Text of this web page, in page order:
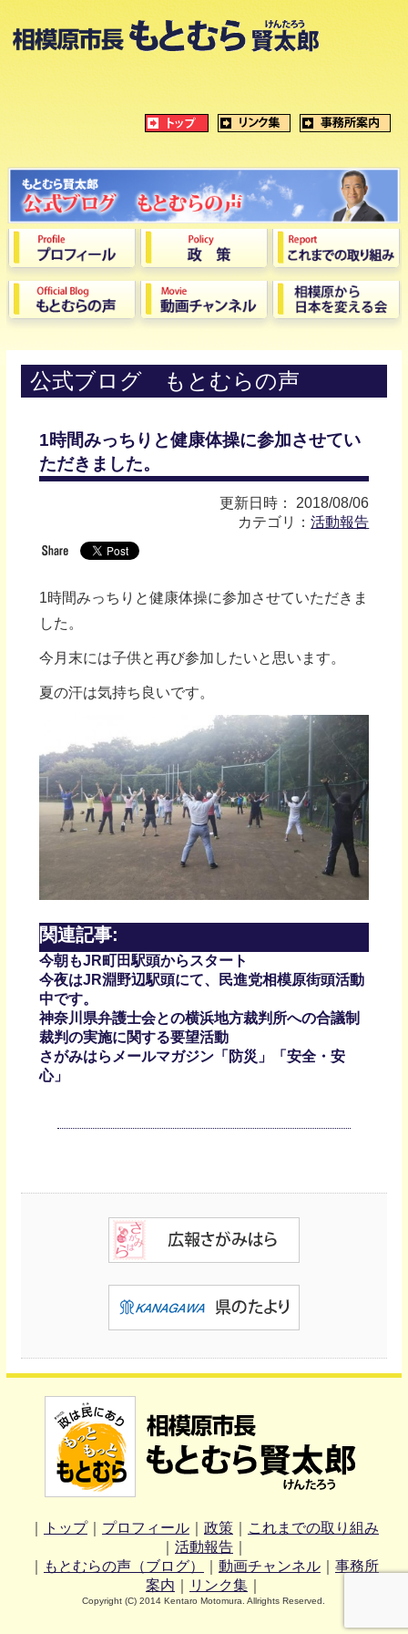
公式ブログ もとむらの声
1時間みっちりと健康体操に参加させてい
ただきました。
更新日時： 2018/08/06
カテゴリ：活動報告
1時間みっちりと健康体操に参加させていただきま
した。
今月末には子供と再び参加したいと思います。
夏の汗は気持ち良いです。
関連記事:
今朝もJR町田駅頭からスタート
今夜はJR淵野辺駅頭にて、民進党相模原街頭活動
中です。
神奈川県弁護士会との横浜地方裁判所への合議制
裁判の実施に関する要望活動
さがみはらメールマガジン「防災」「安全・安
心」
トップ｜ プロフィール｜ 政策｜
これまでの取り組み
活動報告｜
もとむらの声（ブログ） 動画チャンネル｜ 事務所
案内
リンク集｜
Copyright (C) 2014 Kentaro Motomura. Allrights Reserved.